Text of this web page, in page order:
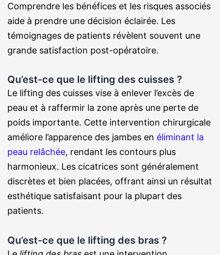
Comprendre les bénéfices et les risques associés
aide à prendre une décision éclairée. Les
témoignages de patients révèlent souvent une
grande satisfaction post-opératoire.
Qu’est-ce que le lifting des cuisses ?
Le lifting des cuisses vise à enlever l’excès de
peau et à raffermir la zone après une perte de
poids importante. Cette intervention chirurgicale
améliore l’apparence des jambes en éliminant la
peau relâchée, rendant les contours plus
harmonieux. Les cicatrices sont généralement
discrètes et bien placées, offrant ainsi un résultat
esthétique satisfaisant pour la plupart des
patients.
Qu’est-ce que le lifting des bras ?